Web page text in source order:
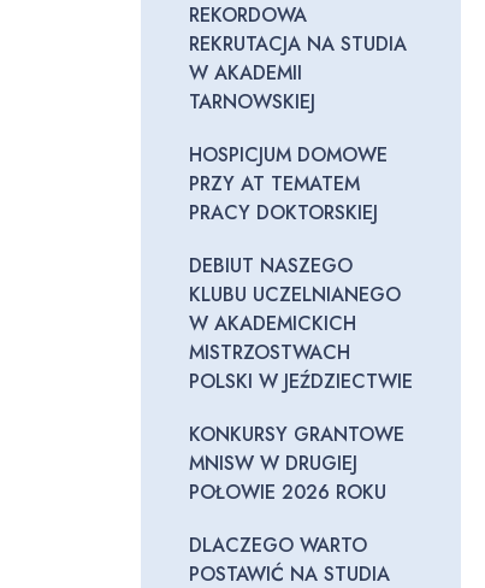
REKORDOWA
REKRUTACJA NA STUDIA
W AKADEMII
TARNOWSKIEJ
HOSPICJUM DOMOWE
PRZY AT TEMATEM
PRACY DOKTORSKIEJ
DEBIUT NASZEGO
KLUBU UCZELNIANEGO
W AKADEMICKICH
MISTRZOSTWACH
POLSKI W JEŹDZIECTWIE
KONKURSY GRANTOWE
MNISW W DRUGIEJ
POŁOWIE 2026 ROKU
DLACZEGO WARTO
POSTAWIĆ NA STUDIA